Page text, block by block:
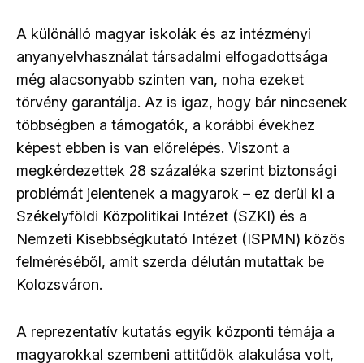
A különálló magyar iskolák és az intézményi
anyanyelvhasználat társadalmi elfogadottsága
még alacsonyabb szinten van, noha ezeket
törvény garantálja. Az is igaz, hogy bár nincsenek
többségben a támogatók, a korábbi évekhez
képest ebben is van előrelépés. Viszont a
megkérdezettek 28 százaléka szerint biztonsági
problémát jelentenek a magyarok – ez derül ki a
Székelyföldi Közpolitikai Intézet (SZKI) és a
Nemzeti Kisebbségkutató Intézet (ISPMN) közös
felméréséből, amit szerda délután mutattak be
Kolozsváron.
A reprezentatív kutatás egyik központi témája a
magyarokkal szembeni attitűdök alakulása volt,